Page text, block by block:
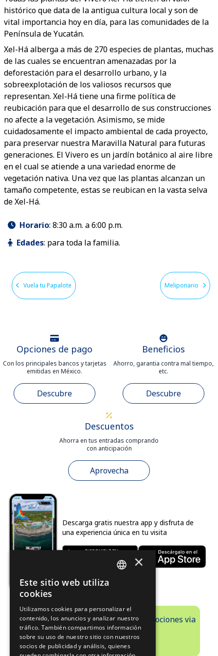
histórico que data de la antigua cultura local y son de
vital importancia hoy en día, para las comunidades de la
Península de Yucatán.
Xel-Há alberga a más de 270 especies de plantas, muchas
de las cuales se encuentran amenazadas por la
deforestación para el desarrollo urbano, y la
sobreexplotación de los valiosos recursos que
representan. Xel-Há tiene una firme política de
reubicación para que el desarrollo de sus construcciones
no afecte a la vegetación. Asimismo, se mide
cuidadosamente el impacto ambiental de cada proyecto,
para preservar nuestra Maravilla Natural para futuras
generaciones. El Vivero es un jardín botánico al aire libre
en el cual se atiende a una variedad enorme de
vegetación nativa. Una vez que las plantas alcanzan un
tamaño competente, estas se reubican en la vasta selva
de Xel-Há.
Horario: 8:30 a.m. a 6:00 p.m.
Edades: para toda la familia.
Vuela tu Papalote Meliponario
Opciones de pago
Con los principales bancos y tarjetas
emitidas en México.
Descubre
Beneficios
Ahorro, garantia contra mal tiempo,
etc.
Descubre
Descuentos
Ahorra en tus entradas comprando
con anticipación
Aprovecha
Descarga gratis nuestra app y disfruta de
una experiencia única en tu visita
Recibe información exclusiva y promociones via
email.
SUSCRÍBETE
EN
×
Este sitio web utiliza
cookies
Utilizamos cookies para personalizar el
contenido, los anuncios y analizar nuestro
tráfico. También compartimos información
sobre su uso de nuestro sitio con nuestros
socios de publicidad y análisis, quienes